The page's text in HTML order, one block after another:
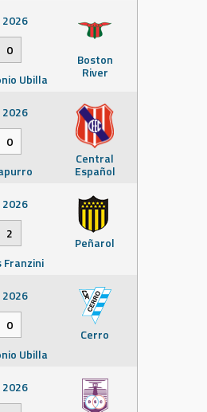
Boston
River
0
Ubilla
Central
Español
0
Peñarol
2
Franzini
Cerro
0
Ubilla